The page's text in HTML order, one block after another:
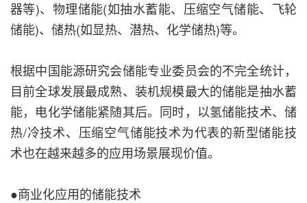
器等)、物理储能(如抽水蓄能、压缩空气储能、飞轮
储能)、储热(如显热、潜热、化学储热)等。
根据中国能源研究会储能专业委员会的不完全统计，
目前全球发展最成熟、装机规模最大的储能是抽水蓄
能，电化学储能紧随其后。同时，以氢储能技术、储
热/冷技术、压缩空气储能技术为代表的新型储能技
术也在越来越多的应用场景展现价值。
●商业化应用的储能技术